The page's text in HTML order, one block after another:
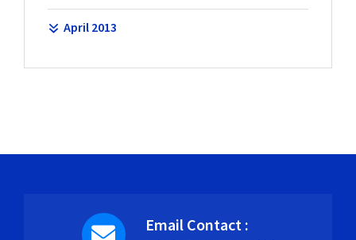
April 2013
Email Contact :